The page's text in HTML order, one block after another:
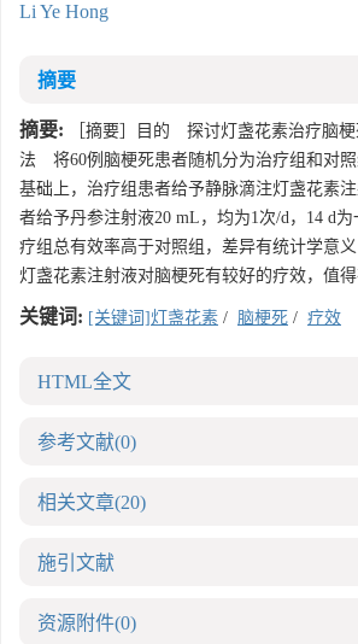
Li Ye Hong
摘要
摘要: ［摘要］目的 探讨灯盏花素治疗脑梗
法 将60例脑梗死患者随机分为治疗组和对
基础上，治疗组患者给予静脉滴注灯盏花素
者给予丹参注射液20 mL，均为1次/d，14 d
疗组总有效率高于对照组，差异有统计学意
灯盏花素注射液对脑梗死有较好的疗效，值
关键词: [关键词]灯盏花素 / 脑梗死 / 疗效
HTML全文
参考文献(0)
相关文章(20)
施引文献
资源附件(0)